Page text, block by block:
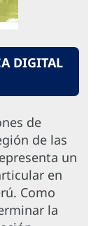
DIGITAL
de
de las
un
en
Como
la